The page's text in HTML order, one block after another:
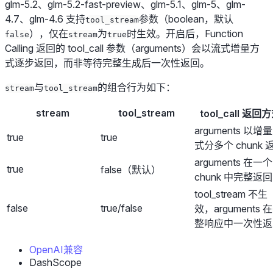
glm-5.2、glm-5.2-fast-preview、glm-5.1、glm-5、glm-
4.7、glm-4.6 支持tool_stream参数（boolean，默认
false），仅在stream为true时生效。开启后，Function
Calling 返回的 tool_call 参数（arguments）会以流式增量方
式逐步返回，而非等待完整生成后一次性返回。
stream与tool_stream的组合行为如下：
stream tool_stream
tool_call 返回方
true
true
arguments 以增
式分多个 chunk
true
false（默认）
arguments 在一个
chunk 中完整返回
false true/false
tool_stream 不生
效，arguments
整响应中一次性
OpenAI兼容
DashScope